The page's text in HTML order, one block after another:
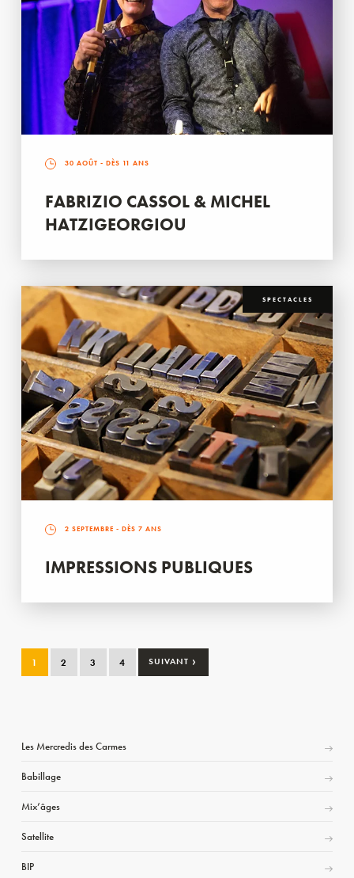
30 AOÛT - DÈS 11 ANS
FABRIZIO CASSOL & MICHEL
HATZIGEORGIOU
SPECTACLES
2 SEPTEMBRE - DÈS 7 ANS
IMPRESSIONS PUBLIQUES
1 2 3 4 SUIVANT ›
Les Mercredis des Carmes
Babillage
Mix’âges
Satellite
BIP